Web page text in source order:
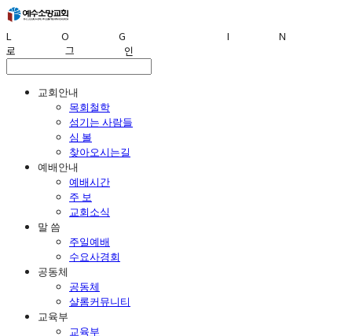
LOG IN
로그인
교회안내
목회철학
섬기는 사람들
심 볼
찾아오시는길
예배안내
예배시간
주 보
교회소식
말 씀
주일예배
수요사경회
공동체
공동체
샬롬커뮤니티
교육부
교육부